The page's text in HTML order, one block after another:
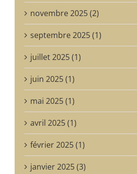
novembre 2025 (2)
septembre 2025 (1)
juillet 2025 (1)
juin 2025 (1)
mai 2025 (1)
avril 2025 (1)
février 2025 (1)
janvier 2025 (3)